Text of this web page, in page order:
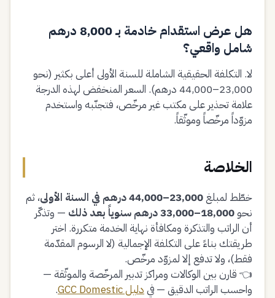
هل عرض استقدام خادمة بـ 8,000 درهم
شامل واقعي؟
لا. التكلفة الحقيقية الشاملة للسنة الأولى أعلى بكثير (نحو
23,000–44,000 درهم). السعر المنخفض لهذه الدرجة
علامة تحذير على مكتب غير مرخّص، فتجنّبه واستخدم
مزوّداً مرخّصاً وموثّقاً.
الخلاصة
خطّط لمبلغ23,000–44,000 درهم في السنة الأولى
، ثم
نحو18,000–33,000 درهم سنوياً بعد ذلك
— وتذكّر
أن الراتب والتذكرة ومكافأة نهاية الخدمة متكررة. اختر
طريقتك بناءً على التكلفة الإجمالية (لا الرسوم المقدّمة
فقط)، ولا تدفع إلا لمزوّد مرخّص.
👈 قارن بين الوكالات ومراكز تدبير المرخّصة والموثّقة —
واحسب الراتب الدقيق — فيدليل GCC Domestic .